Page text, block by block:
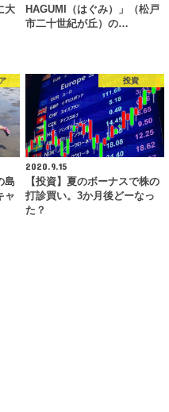
大
HAGUMI（はぐみ）」（松戸
市二十世紀が丘）の…
島
ャ
投資
2020.9.15
【投資】夏のボーナスで株の
打診買い。3か月後どーなっ
た？